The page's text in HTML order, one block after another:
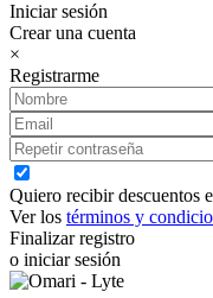
Iniciar sesión
Crear una cuenta
×
Registrarme
Quiero recibir descuentos
Ver los términos y
Finalizar registro
o iniciar sesión